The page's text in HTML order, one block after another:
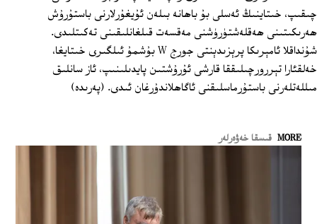
چىقىپ، خىتاينىڭ ئەسلى بۇ باھانە بىلەن ئۇيغۇرلارنى باستۇرۇش
ھەرىكىتىنى ھەقلەشتۈرۈشنى مەقسەت قىلغانلىقىنى تەكىتلىدى.
شۇنداقلا ئامېرىكا پرېزىدېنتى جورج W بۇشمۇ ئىلگىرى خىتايغا،
خەلقئارا تېررورچىلىققا قارشى ئۇرۇشتىن پايدىلىنىپ، ئاز سانلىق
مىللەتلەرنى باستۇرماسلىقنى ئاگاھلاندۇرغان ئىدى. (پەرىدە)
MORE قىسقا خەۋەرلەر